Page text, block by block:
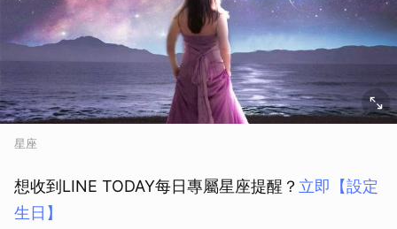
星座
想收到LINE TODAY每日專屬星座提醒？ 立即【設定
生日】